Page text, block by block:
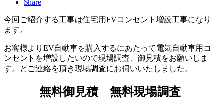
Share
今回ご紹介する工事は住宅用EVコンセント増設工事になり
ます。
お客様よりEV自動車を購入するにあたって電気自動車用コ
ンセントを増設したいので現場調査、御見積をお願いしま
す。とご連絡を頂き現場調査にお伺いいたしました。
無料御見積 無料現場調査